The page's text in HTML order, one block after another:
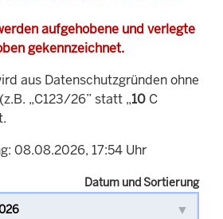
aufgehobene und verlegte
gekennzeichnet.
aus Datenschutzgründen ohne
„C123/26” statt „10 C
08.08.2026, 17:54 Uhr
Datum und Sortierung